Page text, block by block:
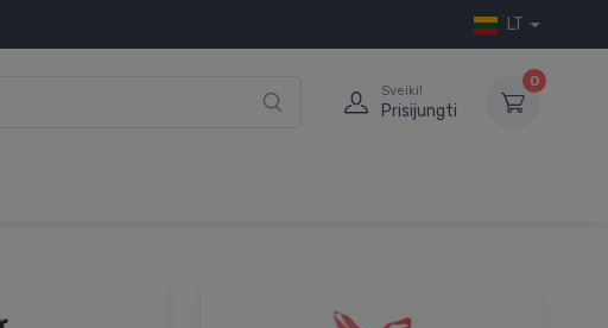
LT
Sveiki!
Prisijungti
0